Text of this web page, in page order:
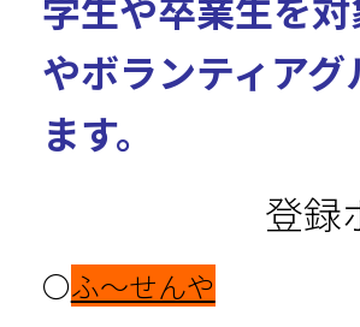
やボランティア
ます。
登録
〇ふ～せんや